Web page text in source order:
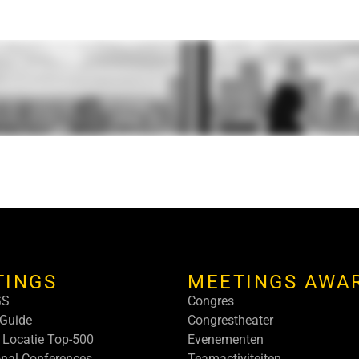
Top-500
MEETINGS
Congres
Congrestheater
Evenementen